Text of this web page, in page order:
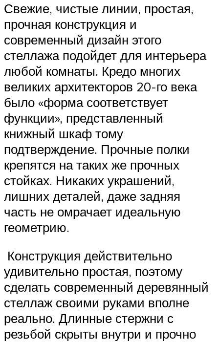
Свежие, чистые линии, простая,
прочная конструкция и
современный дизайн этого
стеллажа подойдет для интерьера
любой комнаты. Кредо многих
великих архитекторов 20-го века
было «форма соответствует
функции», представленный
книжный шкаф тому
подтверждение. Прочные полки
крепятся на таких же прочных
стойках. Никаких украшений,
лишних деталей, даже задняя
часть не омрачает идеальную
геометрию.
Конструкция действительно
удивительно простая, поэтому
сделать современный деревянный
стеллаж своими руками вполне
реально. Длинные стержни с
резьбой скрыты внутри и прочно